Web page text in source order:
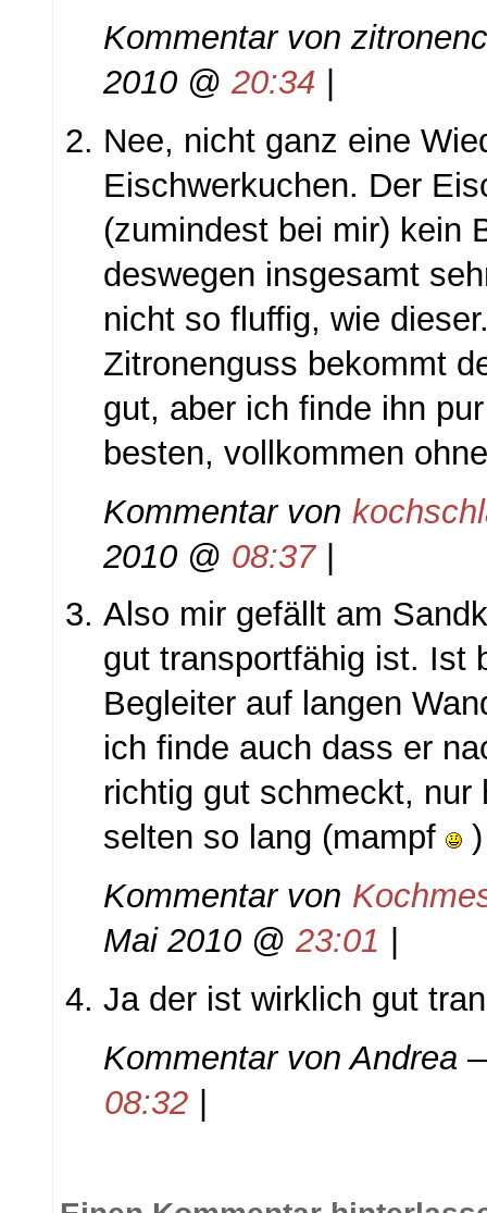
Kommentar von
2010 @ 20:34
Nee, nicht ganz eine
Eischwerkuchen. Der
(zumindest bei mir) kein
deswegen insgesamt
nicht so fluffig, wie
Zitronenguss bekommt
gut, aber ich finde ihn
besten, vollkommen
Kommentar von
2010 @ 08:37 |
Also mir gefällt am
gut transportfähig ist. Ist
Begleiter auf langen
ich finde auch dass er
richtig gut schmeckt, nur
selten so lang (mampf
)
Kommentar von
Mai 2010 @ 23:01
Ja der ist wirklich gut
Kommentar vonAndrea
08:32